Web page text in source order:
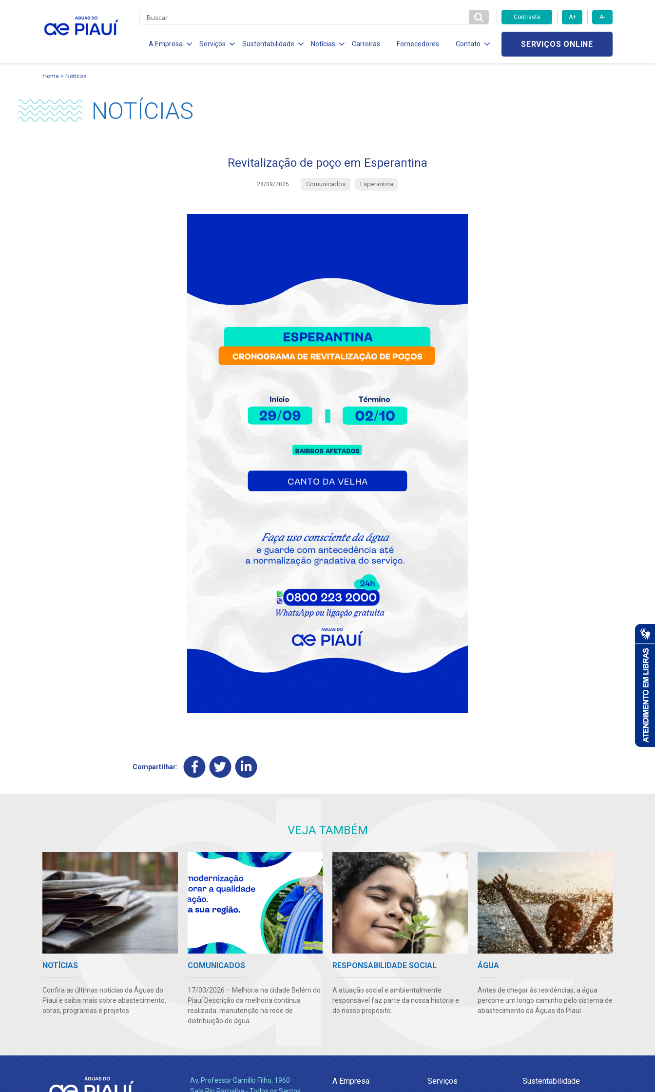
Contraste A+ A-
A Empresa Serviços Sustentabilidade Notícias Carreiras Fornecedores Contato SERVIÇOS ONLINE
Home Notícias
NOTÍCIAS
Revitalização de poço em Esperantina
28/09/2025 Comunicados Esperantina
Compartilhar:
VEJA TAMBÉM
NOTÍCIAS
Confira as últimas notícias da Águas do
Piauí e saiba mais sobre abastecimento,
obras, programas e projetos.
COMUNICADOS
17/03/2026 – Melhoria na cidade Belém do
Piauí Descrição da melhoria contínua
realizada: manutenção na rede de
distribuição de água...
RESPONSABILIDADE SOCIAL
A atuação social e ambientalmente
responsável faz parte da nossa história e
do nosso propósito.
ÁGUA
Antes de chegar às residências, a água
percorre um longo caminho pelo sistema de
abastecimento da Águas do Piauí .
Av. Professor Camillo Filho, 1960
A Empresa Serviços Sustentabilidade